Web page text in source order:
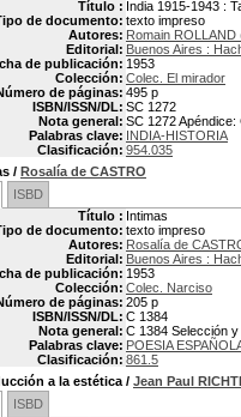
Título : India 1915-1943 :
de documento: texto impreso
Autores: Romain ROLLAND
Editorial: Buenos Aires :
de publicación: 1953
Colección: Colec. El mirador
de páginas: 495 p
ISBN/ISSN/DL: SC 1272
Nota general: SC 1272
Palabras clave: INDIA-HISTORIA
Clasificación: 954.035
/ Rosalía de CASTRO
ISBD
Título : Intimas
de documento: texto impreso
Autores: Rosalía de
Editorial: Buenos Aires :
de publicación: 1953
Colección: Colec. Narciso
de páginas: 205 p
ISBN/ISSN/DL: C 1384
Nota general: C 1384 Selección
Palabras clave: POESIA
Clasificación: 861.5
a la estética / Jean Paul
ISBD